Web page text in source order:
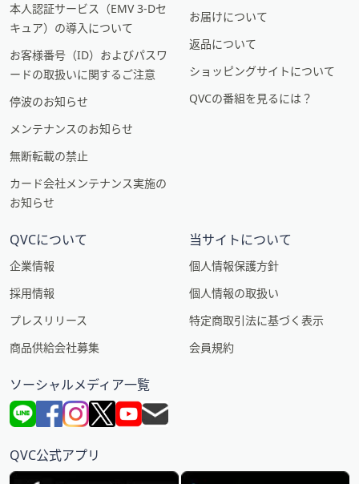
本人認証サービス（EMV 3-Dセ
キュア）の導入について
お客様番号（ID）およびパスワ
ードの取扱いに関するご注意
停波のお知らせ
メンテナンスのお知らせ
無断転載の禁止
カード会社メンテナンス実施の
お知らせ
お届けについて
返品について
ショッピングサイトについて
QVCの番組を見るには？
QVCについて
企業情報
採用情報
プレスリリース
商品供給会社募集
当サイトについて
個人情報保護方針
個人情報の取扱い
特定商取引法に基づく表示
会員規約
ソーシャルメディア一覧
QVC公式アプリ